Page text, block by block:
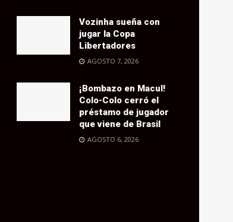
Vozinha sueña con
jugar la Copa
Libertadores
AGOSTO 7, 2026
¡Bombazo en Macul!
Colo-Colo cerró el
préstamo de jugador
que viene de Brasil
AGOSTO 6, 2026